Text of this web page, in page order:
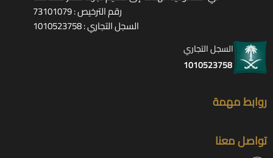
رقم الترخيص : 73101079
السجل التجاري : 1010523758
السجل التجاري
1010523758
روابط مهمة
تواصل معنا